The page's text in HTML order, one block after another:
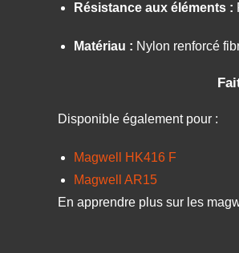
Résistance aux éléments :
Matériau : Nylon renforcé
Disponible également pour :
Magwell HK416 F
Magwell AR15
En apprendre plus sur les